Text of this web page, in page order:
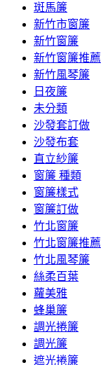
斑馬簾
新竹市窗簾
新竹窗簾
新竹窗簾推薦
新竹風琴簾
日夜簾
未分類
沙發套訂做
沙發布套
直立紗簾
窗簾 種類
窗簾樣式
窗簾訂做
竹北窗簾
竹北窗簾推薦
竹北風琴簾
絲柔百葉
蘿美雅
蜂巢簾
調光捲簾
調光簾
遮光捲簾